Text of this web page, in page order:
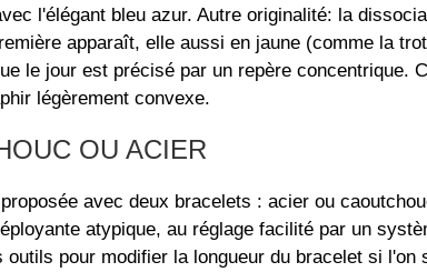
l'élégant bleu azur. Autre originalité: la
apparaît, elle aussi en jaune (comme la
le jour est précisé par un repère concentrique.
légèrement convexe.
OU ACIER
avec deux bracelets : acier ou
atypique, au réglage facilité par un
outils pour modifier la longueur du bracelet si l'on